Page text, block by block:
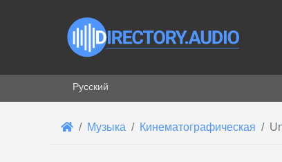
Выберите язык
Русский
Музыка Кинематографическая